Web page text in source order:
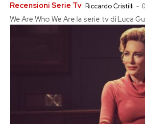
Recensioni Serie Tv Riccardo Cristilli -
We Are Who We Are la serie tv di Luca